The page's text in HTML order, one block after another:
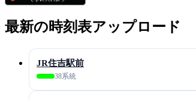
最新の時刻表アップロード
JR住吉駅前
38系統